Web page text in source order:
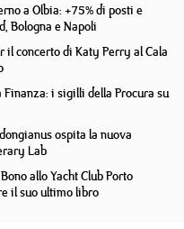
a Olbia: +75% di posti e
Bologna e Napoli
il concerto di Katy Perry al Cala
i sigilli della Procura su
ospita la nuova
Lab
allo Yacht Club Porto
il suo ultimo libro